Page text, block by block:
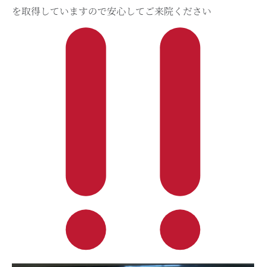
を取得していますので安心してご来院ください